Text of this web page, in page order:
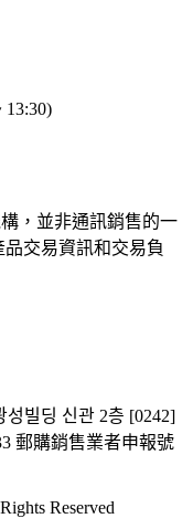
13:30)
構，並非通訊銷售的一
品交易資訊和交易負
성빌딩 신관 2층 [0242]
郵購銷售業者申報號
Reserved